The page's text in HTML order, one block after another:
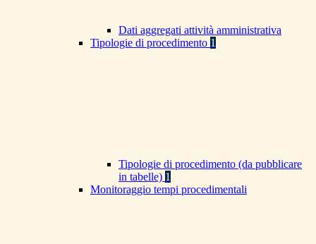
Dati aggregati attività amministrativa
Tipologie di procedimento 1
Tipologie di procedimento (da pubblicare
in tabelle) 1
Monitoraggio tempi procedimentali